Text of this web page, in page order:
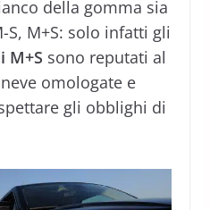
della gomma sia
S, M+S: solo infatti gli
M+S sono reputati al
omologate e
gli obblighi di